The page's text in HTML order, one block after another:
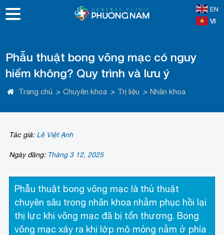
EN
VI
Phẫu thuật bong võng mạc có nguy
hiểm không? Quy trình và lưu ý
Trang chủ > Chuyên khoa > Trị liệu > Nhãn khoa
Tác giả: Lê Việt Ạnh
Ngày đăng: Tháng 3 12, 2025
Phẫu thuật bong võng mạc là thủ thuật
chuyên sâu trong nhãn khoa nhằm phục hồi lại
thị lực khi võng mạc đã bị tổn thương. Bong
võng mạc xảy ra khi lớp mô mỏng nằm ở phía